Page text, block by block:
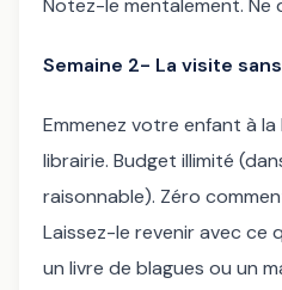
Notez-le mentalement. Ne
Semaine 2- La visite
Emmenez votre enfant à
librairie. Budget illimité
raisonnable). Zéro
Laissez-le revenir avec ce
un livre de blagues ou un